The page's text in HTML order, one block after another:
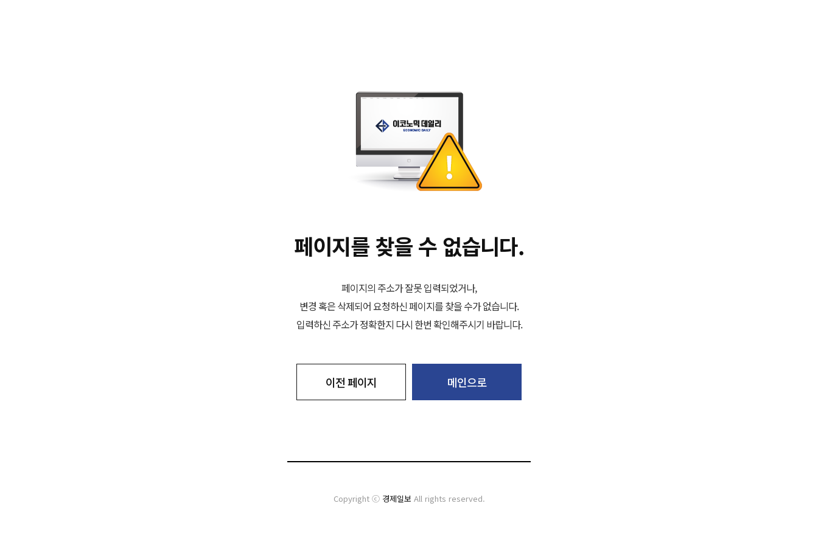
페이지를 찾을 수 없습니다.
페이지의 주소가 잘못 입력되었거나,
변경 혹은 삭제되어 요청하신 페이지를 찾을 수가 없습니다.
입력하신 주소가 정확한지 다시 한번 확인해주시기 바랍니다.
이전 페이지 메인으로
Copyright ⓒ 경제일보 All rights reserved.